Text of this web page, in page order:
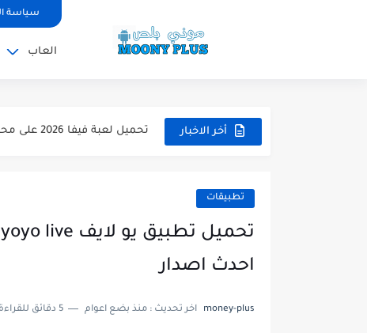
سياسة
العاب
أخر الاخبار تحميل لعبة فيفا 2026 على محاكي ppsspp بالتعليق العربي للاندرويد...
تحميل لعبة Total Football مهكرة 2025 اخر اصدار للأندرويد لعبة...
تطبيقات
احدث اصدار
money-plus اخر تحديث : منذ بضع اعوام 5 دقائق للقراءة